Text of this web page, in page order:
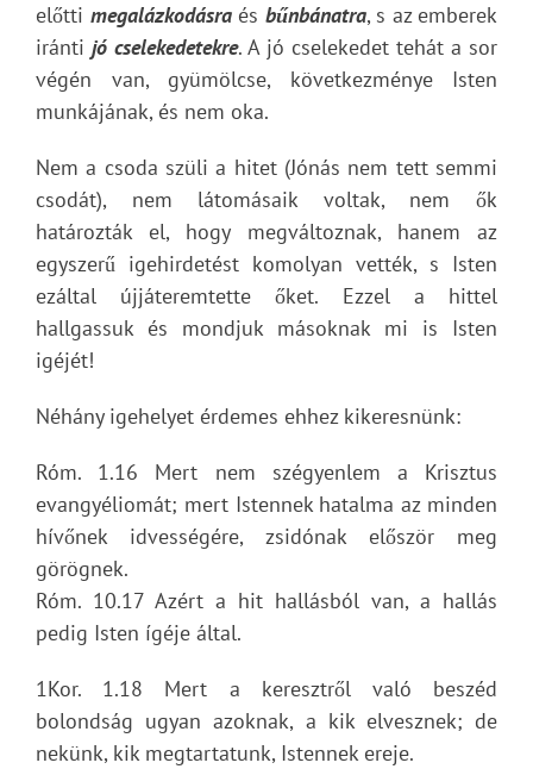
előtti megalázkodásraés bűnbánatra, s az emberek
iránti jó cselekedetekre. A jó cselekedet tehát a sor
végén van, gyümölcse, következménye Isten
munkájának, és nem oka.
Nem a csoda szüli a hitet (Jónás nem tett semmi
csodát), nem látomásaik voltak, nem ők
határozták el, hogy megváltoznak, hanem az
egyszerű igehirdetést komolyan vették, s Isten
ezáltal újjáteremtette őket. Ezzel a hittel
hallgassuk és mondjuk másoknak mi is Isten
igéjét!
Néhány igehelyet érdemes ehhez kikeresnünk:
Róm. 1.16 Mert nem szégyenlem a Krisztus
evangyéliomát; mert Istennek hatalma az minden
hívőnek idvességére, zsidónak először meg
görögnek.
Róm. 10.17 Azért a hit hallásból van, a hallás
pedig Isten ígéje által.
1Kor. 1.18 Mert a keresztről való beszéd
bolondság ugyan azoknak, a kik elvesznek; de
nekünk, kik megtartatunk, Istennek ereje.